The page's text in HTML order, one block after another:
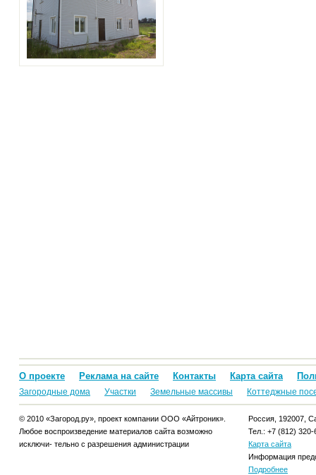
О проекте Реклама на сайте Контакты Карта сайта
Загородные дома Участки Земельные массивы Коттеджные
© 2010 «Загород.ру», проект компании ООО «Айтроник».
Любое воспроизведение материалов сайта возможно
исключи- тельно с разрешения администрации
Россия, 192007,
Тел.: +7 (812) 320-
Карта сайта
Информация
Подробнее